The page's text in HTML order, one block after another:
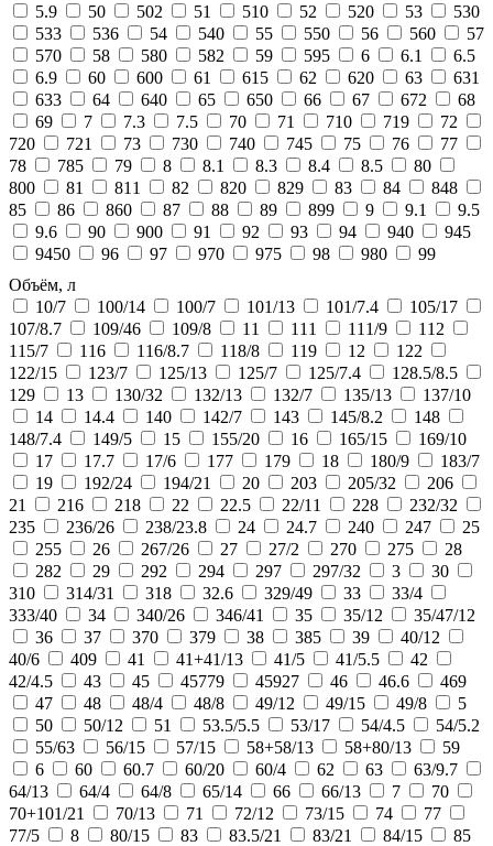
5.9
50 502 51 510 52 520 53
530
533
536 54 540 55 550 56 560
57
570
58 580 582 59 595 6 6.1
6.5
6.9
60 600 61 615 62 620 63
631
633
64 640 65 650 66 67 672
68
69
7 7.3 7.5 70 71 710 719
72
720
721 73 730 740 745 75 76
77
78
785 79 8 8.1 8.3 8.4 8.5
80
800
81 811 82 820 829 83 84
848
85
86 860 87 88 89 899 9 9.1
9.5
9.6
90 900 91 92 93 94 940
945
9450
96 97 970 975 98 980
99
Объём, л
10/7
100/14 100/7 101/13 101/7.4
105/17
107/8.7
109/46 109/8 11 111 111/9
112
115/7
116 116/8.7 118/8 119 12
122
122/15
123/7 125/13 125/7 125/7.4
128.5/8.5
129
13 130/32 132/13 132/7 135/13
137/10
14
14.4 140 142/7 143 145/8.2
148
148/7.4
149/5 15 155/20 16 165/15
169/10
17
17.7 17/6 177 179 18 180/9
183/7
19
192/24 194/21 20 203 205/32
206
21
216 218 22 22.5 22/11 228
232/32
235
236/26 238/23.8 24 24.7 240 247
25
255
26 267/26 27 27/2 270 275
28
282
29 292 294 297 297/32 3
30
310
314/31 318 32.6 329/49 33
33/4
333/40
34 340/26 346/41 35 35/12
35/47/12
36
37 370 379 38 385 39
40/12
40/6
409 41 41+41/13 41/5 41/5.5
42
42/4.5
43 45 45779 45927 46 46.6
469
47
48 48/4 48/8 49/12 49/15 49/8
5
50
50/12 51 53.5/5.5 53/17 54/4.5
54/5.2
55/63
56/15 57/15 58+58/13 58+80/13
59
6
60 60.7 60/20 60/4 62 63
63/9.7
64/13
64/4 64/8 65/14 66 66/13 7
70
70+101/21
70/13 71 72/12 73/15 74
77
77/5
8 80/15 83 83.5/21 83/21 84/15
85